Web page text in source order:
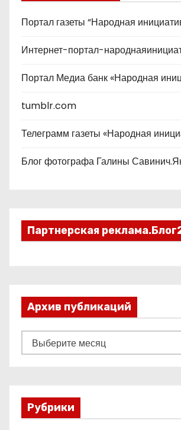
Портал газеты “Народная
Интернет-портал-
Портал Медиа банк «Народная
tumblr.com
Телеграмм газеты «Народная
Блог фотографа Галины
Партнерская
Архив публикаций
р
п
Рубрики